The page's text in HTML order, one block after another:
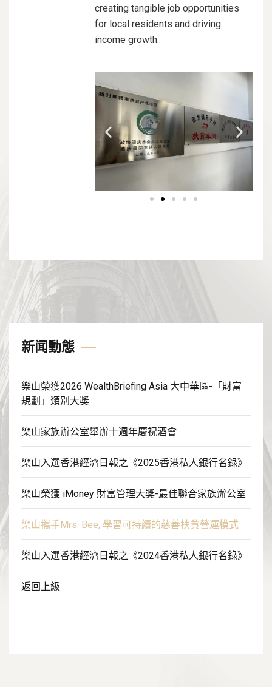
creating tangible job opportunities
for local residents and driving
income growth.
新闻動態
樂山榮獲2026 WealthBriefing Asia 大中華區-「財富
規劃」類別大獎
樂山家族辦公室舉辦十週年慶祝酒會
樂山入選香港經濟日報之《2025香港私人銀行名錄》
樂山榮獲 iMoney 財富管理大獎-最佳聯合家族辦公室
樂山攜手Mrs. Bee, 學習可持續的慈善扶貧營運模式
樂山入選香港經濟日報之《2024香港私人銀行名錄》
返回上級